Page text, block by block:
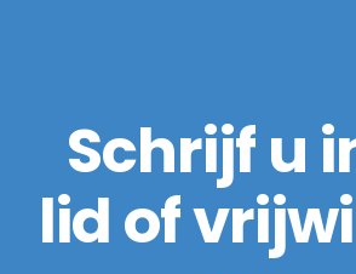
Schrijf u
lid of